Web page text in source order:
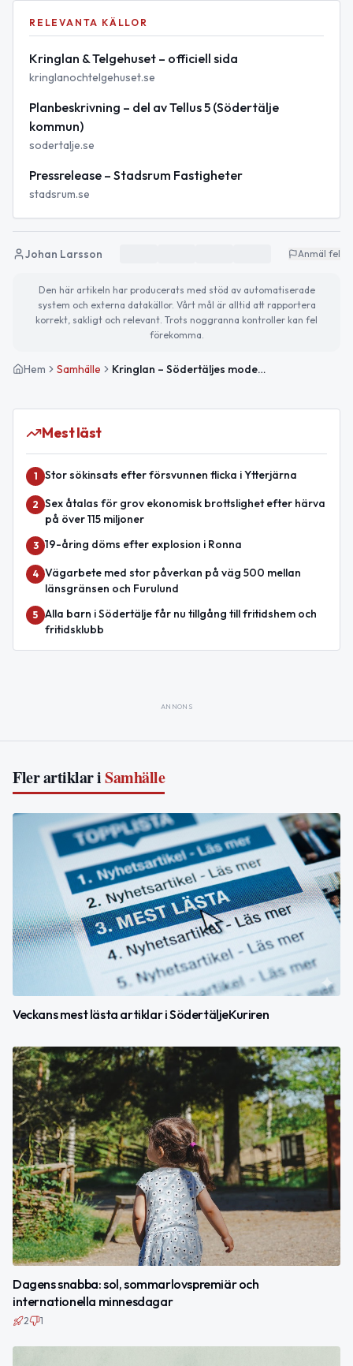
RELEVANTA KÄLLOR
Kringlan & Telgehuset – officiell sida
kringlanochtelgehuset.se
Planbeskrivning – del av Tellus 5 (Södertälje
kommun)
sodertalje.se
Pressrelease – Stadsrum Fastigheter
stadsrum.se
Johan Larsson Anmäl fel
Den här artikeln har producerats med stöd av automatiserade
system och externa datakällor. Vårt mål är alltid att rapportera
korrekt, sakligt och relevant. Trots noggranna kontroller kan fel
förekomma.
Hem Samhälle Kringlan – Södertäljes moderna kringel och stadens vardagsnav
Mest läst
1 Stor sökinsats efter försvunnen flicka i Ytterjärna
2 Sex åtalas för grov ekonomisk brottslighet efter härva
på över 115 miljoner
3 19-åring döms efter explosion i Ronna
4 Vägarbete med stor påverkan på väg 500 mellan
länsgränsen och Furulund
5 Alla barn i Södertälje får nu tillgång till fritidshem och
fritidsklubb
ANNONS
Fler artiklar iSamhälle
Veckans mest lästa artiklar i SödertäljeKuriren
Dagens snabba: sol, sommarlovspremiär och
internationella minnesdagar
2 1